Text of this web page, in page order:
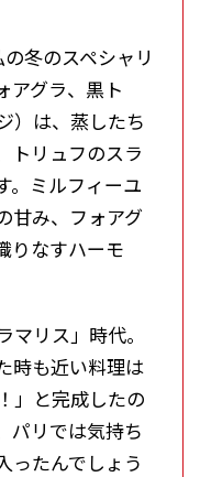
冬のスペシャリ
アグラ、黒ト
）は、蒸したち
トリュフのスラ
。ミルフィーユ
甘み、フォアグ
りなすハーモ
リス」時代。
時も近い料理は
」と完成したの
パリでは気持ち
ったんでしょう